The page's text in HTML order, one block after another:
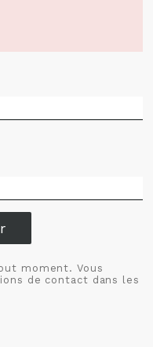
moment. Vous
de contact dans les